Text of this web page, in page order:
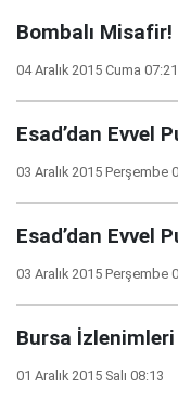
Bombalı Misafir!
04 Aralık 2015 Cuma 07:21
Esad’dan Evvel
03 Aralık 2015 Perşembe
Esad’dan Evvel
03 Aralık 2015 Perşembe
Bursa İzlenimleri
01 Aralık 2015 Salı 08:13